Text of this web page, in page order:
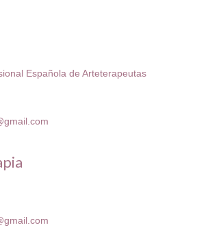
Española de Arteterapeutas